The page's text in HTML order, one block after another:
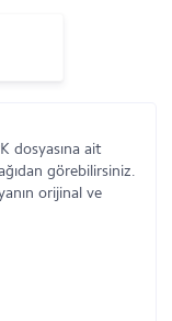
dosyasına ait
görebilirsiniz.
orijinal ve